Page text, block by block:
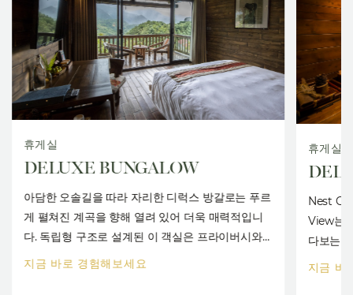
휴게실
DELUXE BUNGALOW
아담한 오솔길을 따라 자리한 디럭스 방갈로는 푸르
게 펼쳐진 계곡을 향해 열려 있어 더욱 매력적입니
다. 독립형 구조로 설계된 이 객실은 프라이버시와
로맨틱한 분위기를 중시하는 커플에게 특히 잘 어울
지금 바로 경험해보세요
휴게실
Nest
View는
다보는
장, 피
지금 바